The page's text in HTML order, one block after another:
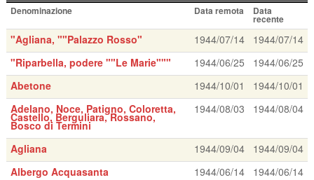
Denominazione Data remota Data
recente
"Agliana, ""Palazzo Rosso" 1944/07/14
1944/07/14
"Riparbella, podere ""Le Marie"""
1944/06/25
1944/06/25
Abetone
1944/10/01
1944/10/01
Adelano, Noce, Patigno, Coloretta,
Castello, Berguliara, Rossano,
Bosco di Termini
1944/08/03 1944/08/04
Agliana 1944/09/04
1944/09/04
Albergo Acquasanta
1944/06/14
1944/06/14